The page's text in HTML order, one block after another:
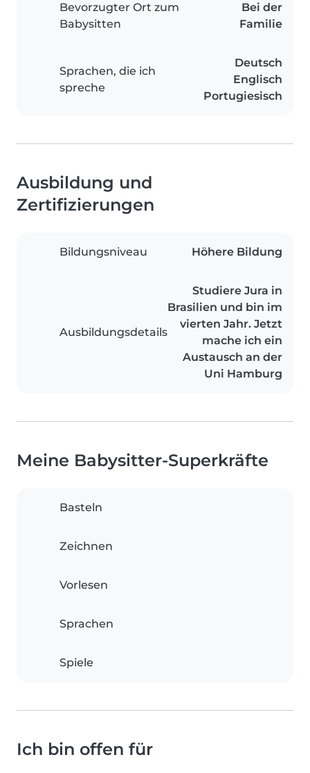
Bevorzugter Ort zum
Babysitten
Bei der
Familie
Sprachen, die ich
spreche
Deutsch
Englisch
Portugiesisch
Ausbildung und
Zertifizierungen
Bildungsniveau Höhere Bildung
Ausbildungsdetails
Studiere Jura in
Brasilien und bin im
vierten Jahr. Jetzt
mache ich ein
Austausch an der
Uni Hamburg
Meine Babysitter-Superkräfte
Basteln
Zeichnen
Vorlesen
Sprachen
Spiele
Ich bin offen für